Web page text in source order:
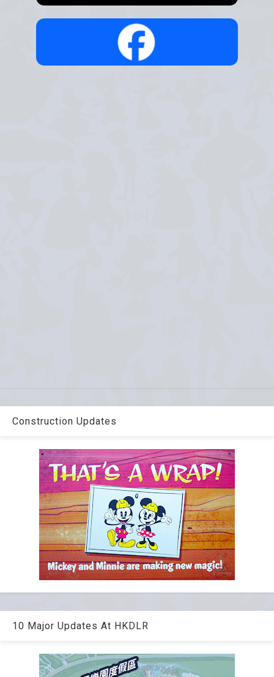
Construction Updates
10 Major Updates At HKDLR